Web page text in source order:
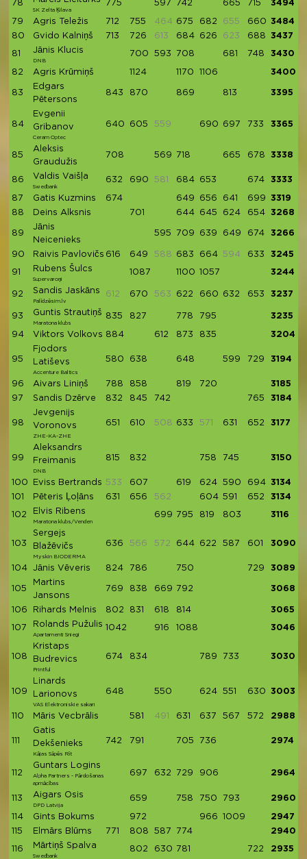
78
SK Zelta Ķilava
775 597 742 665 715 3494
79 Agris Teležis 712 755 464 675 682 655 660
3484
80
Gvido Kalniņš 713 726 613 684 626 623 688 3437
81 Jānis Klucis
DNB
700 593 708 681 748 3430
82 Agris Krūmiņš 1124 1170 1106 3400
83
Edgars
Pētersons
843 870 869 813 3395
84
Evgenii
Gribanov
Ceram Optec
640 605 559 690 697 733 3365
85
Aleksis
Graudužis
708 569 718 665 678 3338
86 Valdis Vaišļa
Swedbank
632 690 581 684 653 674 3333
87 Gatis Kuzmins 674 649 656 641 699
3319
88
Deins Alksnis 701 644 645 624 654 3268
89
Jānis
Neicenieks
595 709 639 649 674 3266
90 Raivis Pavlovičs 616 649 588 683 664 594 633 3245
91 Rubens Šulcs
Supervaroņi
1087 1100 1057 3244
92 Sandis Jaskāns
Palīdzēsim.lv
612 670 563 622 660 632 653 3237
93 Guntis Strautiņš
Maratona klubs
835 827 778 795 3235
94 Viktors Volkovs 884 612 873 835 3204
95
Fjodors
Latiševs
Accenture Baltics
580 638 648 599 729 3194
96 Aivars Liniņš 788 858 819 720
3185
97
Sandis Dzērve 832 845 742 765 3184
98
Jevgenijs
Voronovs
ZHE-KA-ZHE
651 610 508 633 571 631 652 3177
99
Aleksandrs
Freimanis
DNB
815 832 758 745 3150
100 Eviss Bertrands 533 607 619 624 590 694
3134
101
Pēteris Ļoļāns 631 656 562 604 591 652 3134
102 Elvis Ribens
Maratona klubs/Venden
699 795 819 803 3116
103
Sergejs
Blažēvičs
Myskin BIODERMA
636 566 572 644 622 587 601 3090
104 Jānis Vēveris 824 786 750 729 3089
105
Martins
Jansons
769 838 669 792 3068
106 Rihards Melnis 802 831 618 814 3065
107 Rolands Pužulis
Apartamenti Sniegi
1042 916 1088 3046
108
Kristaps
Budrevics
Printful
674 834 789 733 3030
109
Linards
Larionovs
VAS Elektroniskie sakari
648 550 624 551 630 3003
110 Māris Vecbrālis 581 491 631 637 567 572 2988
111
Gatis
Dekšenieks
Kājas Sāpēs Rīt
742 791 705 736 2974
112
Guntars Logins
Alpha Partners - Pārdošanas
apmācības
697 632 729 906 2964
113 Aigars Osis
DPD Latvija
659 758 750 793 2960
114 Gints Bokums 972 966 1009
2947
115
Elmārs Blūms 771 808 587 774 2940
116 Mārtiņš Spalva
Swedbank
802 630 781 722 2935